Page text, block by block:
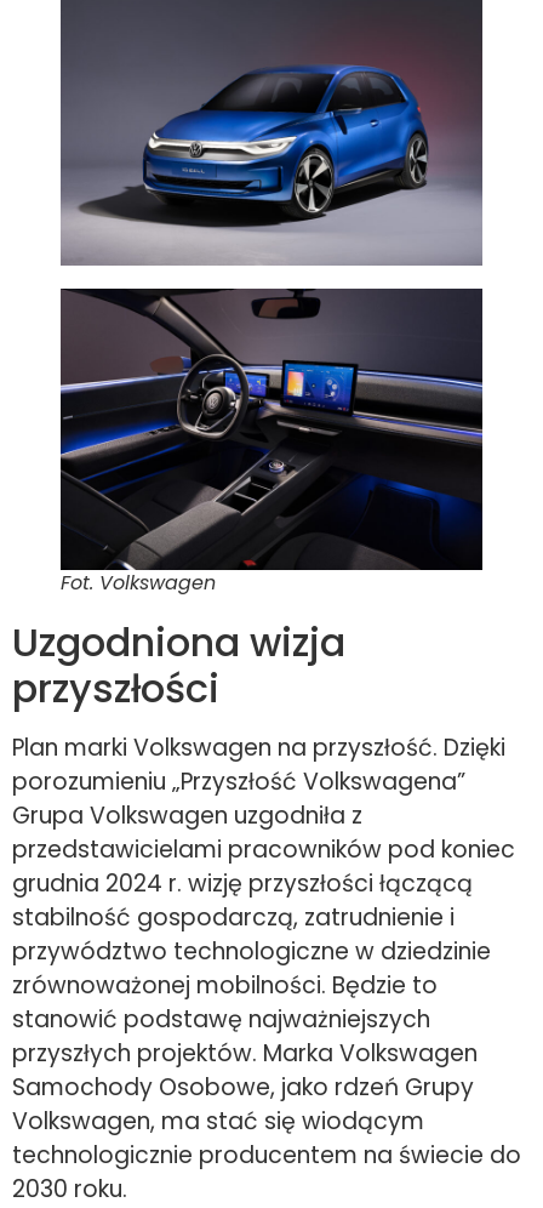
Fot. Volkswagen
Uzgodniona wizja
przyszłości
Plan marki Volkswagen na przyszłość. Dzięki
porozumieniu „Przyszłość Volkswagena”
Grupa Volkswagen uzgodniła z
przedstawicielami pracowników pod koniec
grudnia 2024 r. wizję przyszłości łączącą
stabilność gospodarczą, zatrudnienie i
przywództwo technologiczne w dziedzinie
zrównoważonej mobilności. Będzie to
stanowić podstawę najważniejszych
przyszłych projektów. Marka Volkswagen
Samochody Osobowe, jako rdzeń Grupy
Volkswagen, ma stać się wiodącym
technologicznie producentem na świecie do
2030 roku.